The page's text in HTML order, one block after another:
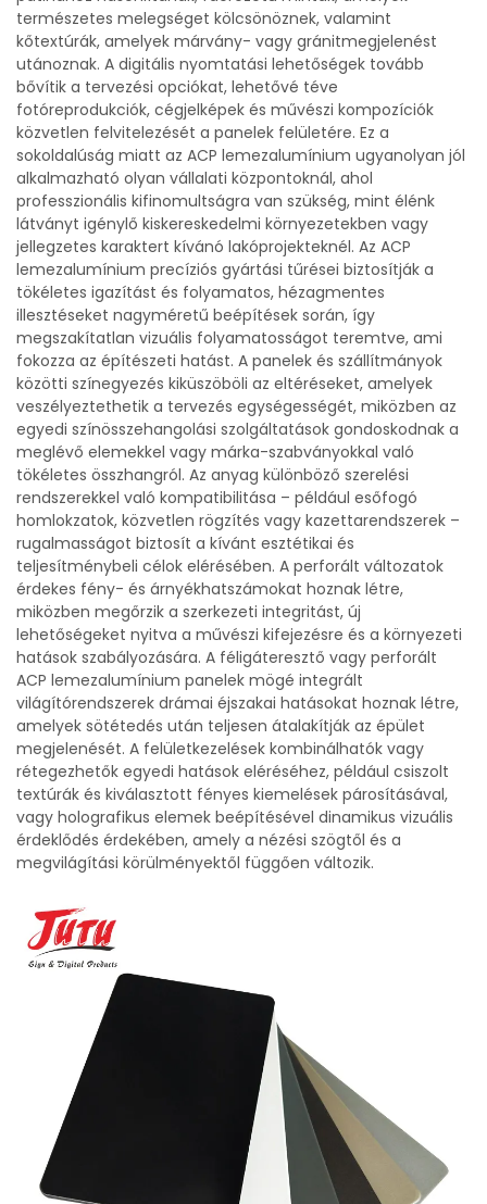
természetes melegséget kölcsönöznek, valamint
kőtextúrák, amelyek márvány- vagy gránitmegjelenést
utánoznak. A digitális nyomtatási lehetőségek tovább
bővítik a tervezési opciókat, lehetővé téve
fotóreprodukciók, cégjelképek és művészi kompozíciók
közvetlen felvitelezését a panelek felületére. Ez a
sokoldalúság miatt az ACP lemezalumínium ugyanolyan jól
alkalmazható olyan vállalati központoknál, ahol
professzionális kifinomultságra van szükség, mint élénk
látványt igénylő kiskereskedelmi környezetekben vagy
jellegzetes karaktert kívánó lakóprojekteknél. Az ACP
lemezalumínium precíziós gyártási tűrései biztosítják a
tökéletes igazítást és folyamatos, hézagmentes
illesztéseket nagyméretű beépítések során, így
megszakítatlan vizuális folyamatosságot teremtve, ami
fokozza az építészeti hatást. A panelek és szállítmányok
közötti színegyezés kiküszöböli az eltéréseket, amelyek
veszélyeztethetik a tervezés egységességét, miközben az
egyedi színösszehangolási szolgáltatások gondoskodnak a
meglévő elemekkel vagy márka-szabványokkal való
tökéletes összhangról. Az anyag különböző szerelési
rendszerekkel való kompatibilitása – például esőfogó
homlokzatok, közvetlen rögzítés vagy kazettarendszerek –
rugalmasságot biztosít a kívánt esztétikai és
teljesítménybeli célok elérésében. A perforált változatok
érdekes fény- és árnyékhatszámokat hoznak létre,
miközben megőrzik a szerkezeti integritást, új
lehetőségeket nyitva a művészi kifejezésre és a környezeti
hatások szabályozására. A féligáteresztő vagy perforált
ACP lemezalumínium panelek mögé integrált
világítórendszerek drámai éjszakai hatásokat hoznak létre,
amelyek sötétedés után teljesen átalakítják az épület
megjelenését. A felületkezelések kombinálhatók vagy
rétegezhetők egyedi hatások eléréséhez, például csiszolt
textúrák és kiválasztott fényes kiemelések párosításával,
vagy holografikus elemek beépítésével dinamikus vizuális
érdeklődés érdekében, amely a nézési szögtől és a
megvilágítási körülményektől függően változik.